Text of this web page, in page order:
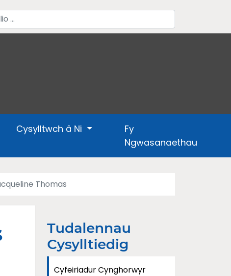
Cysylltwch â Ni
Fy
Ngwasanaethau
Thomas
Tudalennau
Cysylltiedig
Cyfeiriadur Cynghorwyr